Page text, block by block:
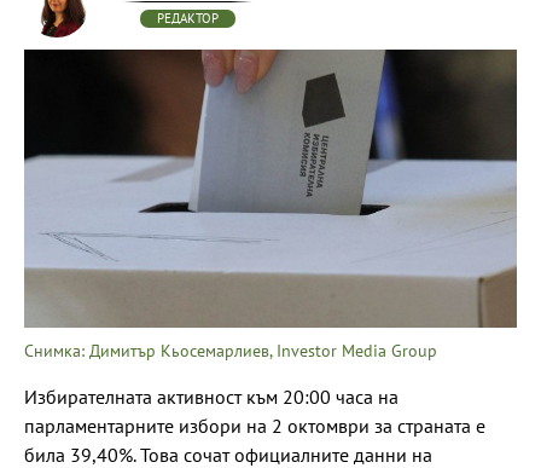
РЕДАКТОР
Снимка: Димитър Кьосемарлиев, Investor Media Group
Избирателната активност към 20:00 часа на
парламентарните избори на 2 октомври за страната е
била 39,40%. Това сочат официалните данни на